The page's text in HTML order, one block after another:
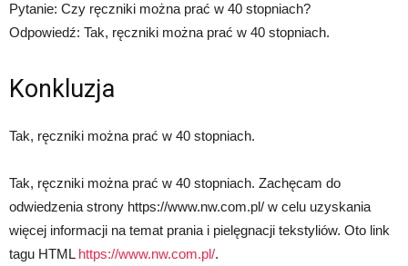
Pytanie: Czy ręczniki można prać w 40 stopniach?
Odpowiedź: Tak, ręczniki można prać w 40 stopniach.
Konkluzja
Tak, ręczniki można prać w 40 stopniach.
Tak, ręczniki można prać w 40 stopniach. Zachęcam do
odwiedzenia strony https://www.nw.com.pl/ w celu uzyskania
więcej informacji na temat prania i pielęgnacji tekstyliów. Oto link
tagu HTML https://www.nw.com.pl/.